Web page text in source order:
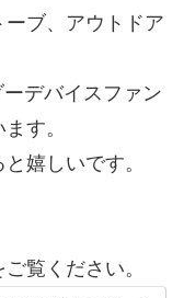
ブ、アウトドア
デバイスファン
す。
嬉しいです。
覧ください。